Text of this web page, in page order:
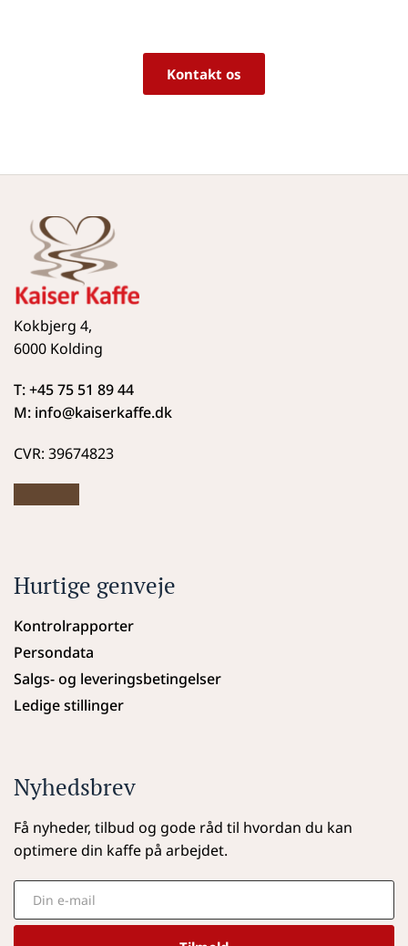
Kontakt os
Kokbjerg 4,
6000 Kolding
T: +45 75 51 89 44
M: info@kaiserkaffe.dk
CVR: 39674823
Hurtige genveje
Kontrolrapporter
Persondata
Salgs- og leveringsbetingelser
Ledige stillinger
Nyhedsbrev
Få nyheder, tilbud og gode råd til hvordan du kan
optimere din kaffe på arbejdet.